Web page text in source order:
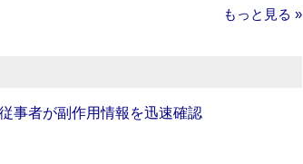
もっと見る »
事者が副作用情報を迅速確認